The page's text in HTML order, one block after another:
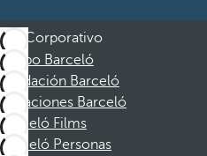
Corporativo
Grupo Barceló
Fundación Barceló
Vacaciones Barceló
Barceló Films
Barceló Personas